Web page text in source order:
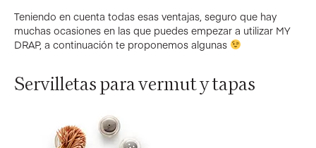
Teniendo en cuenta todas esas ventajas, seguro que hay
muchas ocasiones en las que puedes empezar a utilizar MY
DRAP, a continuación te proponemos algunas
Servilletas para vermut y tapas